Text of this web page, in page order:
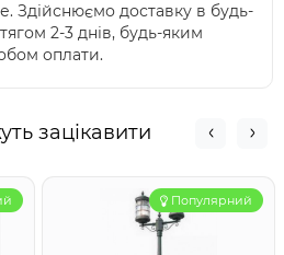
Здійснюємо доставку в будь-
2-3 днів, будь-яким
оплати.
зацікавити
Популярний